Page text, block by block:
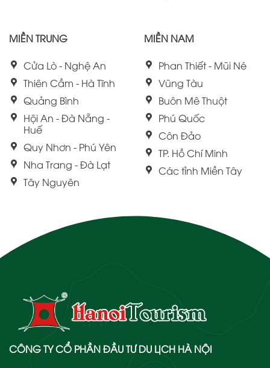
MIỀN TRUNG
Cửa Lò - Nghệ An
Thiên Cầm - Hà Tĩnh
Quảng Bình
Hội An - Đà Nẵng -
Huế
Quy Nhơn - Phú Yên
Nha Trang - Đà Lạt
Tây Nguyên
MIỀN NAM
Phan Thiết - Mũi Né
Vũng Tàu
Buôn Mê Thuột
Phú Quốc
Côn Đảo
TP. Hồ Chí Minh
Các tỉnh Miền Tây
CÔNG TY CỔ PHẦN ĐẦU TƯ DU LỊCH HÀ NỘI